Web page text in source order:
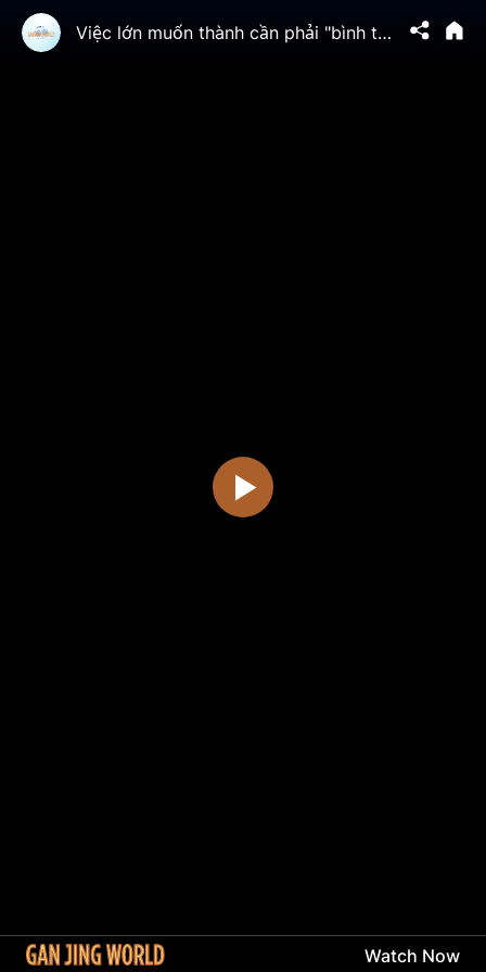
Việc lớn muốn thành cần phải "bình tâm tĩnh khí" | TTV - Văn Hóa
Watch Now